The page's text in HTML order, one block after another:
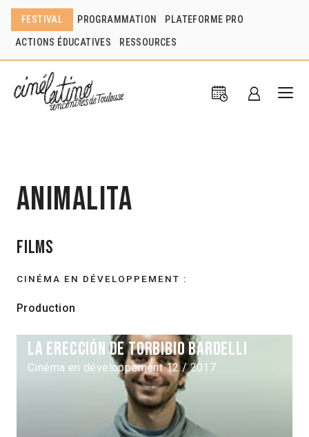
FESTIVAL PROGRAMMATION PLATEFORME PRO
ACTIONS ÉDUCATIVES RESSOURCES
Animalita
Films
CINÉMA EN DÉVELOPPEMENT :
Production
La erección de Torbibio Bardelli
Cinéma en développement 12 / 2017